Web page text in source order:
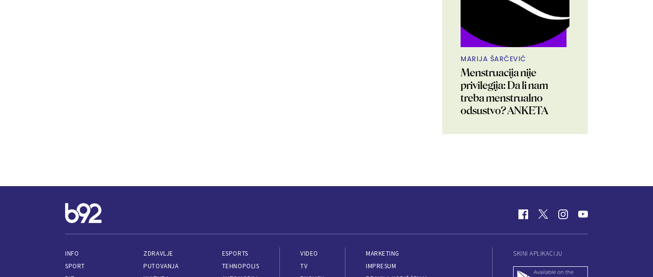
MARIJA ŠARČEVIĆ
Menstruacija nije
privilegija: Da li nam
treba menstrualno
odsustvo? ANKETA
INFO
SPORT
ZDRAVLJE
PUTOVANJA
ESPORTS
TEHNOPOLIS
VIDEO
TV
MARKETING
IMPRESUM
SKINI APLIKACIJU